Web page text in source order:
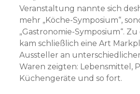
Veranstaltung nannte sich
mehr „Köche-Symposium“,
„Gastronomie-Symposium“.
kam schließlich eine Art
Aussteller an
Waren zeigten: Lebensmittel,
Küchengeräte und so fort.